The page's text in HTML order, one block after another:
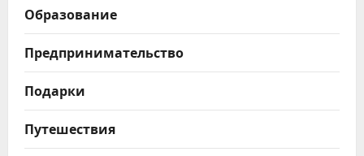
Образование
Предпринимательство
Подарки
Путешествия